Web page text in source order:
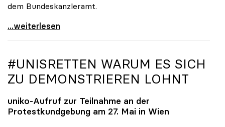
dem Bundeskanzleramt.
\"Wir nehmen es nicht hin\": Rede von
...weiterlesen
#UNISRETTEN WARUM ES SICH
ZU DEMONSTRIEREN LOHNT
uniko-Aufruf zur Teilnahme an der
Protestkundgebung am 27. Mai in Wien